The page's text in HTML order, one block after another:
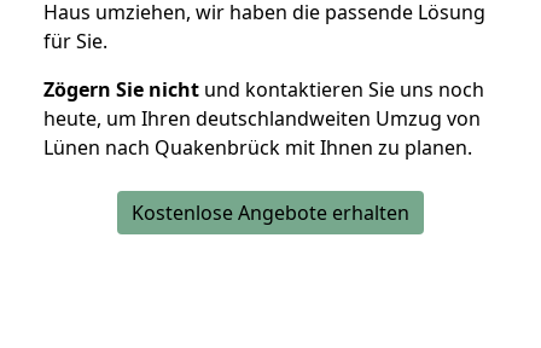
Haus umziehen, wir haben die passende Lösung
für Sie.
Zögern Sie nicht und kontaktieren Sie uns noch
heute, um Ihren deutschlandweiten Umzug von
Lünen nach Quakenbrück mit Ihnen zu planen.
Kostenlose Angebote erhalten